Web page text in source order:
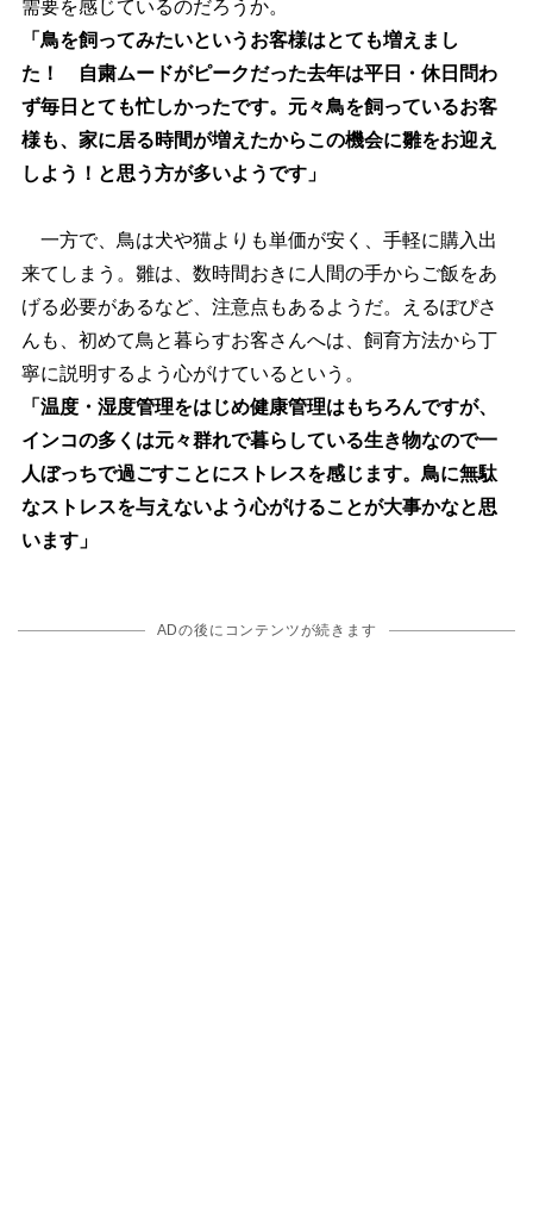
需要を感じているのだろうか。
「鳥を飼ってみたいというお客様はとても増えまし
た！ 自粛ムードがピークだった去年は平日・休日問わ
ず毎日とても忙しかったです。元々鳥を飼っているお客
様も、家に居る時間が増えたからこの機会に雛をお迎え
しよう！と思う方が多いようです」
一方で、鳥は犬や猫よりも単価が安く、手軽に購入出
来てしまう。雛は、数時間おきに人間の手からご飯をあ
げる必要があるなど、注意点もあるようだ。えるぽぴさ
んも、初めて鳥と暮らすお客さんへは、飼育方法から丁
寧に説明するよう心がけているという。
「温度・湿度管理をはじめ健康管理はもちろんですが、
インコの多くは元々群れで暮らしている生き物なので一
人ぼっちで過ごすことにストレスを感じます。鳥に無駄
なストレスを与えないよう心がけることが大事かなと思
います」
ADの後にコンテンツが続きます